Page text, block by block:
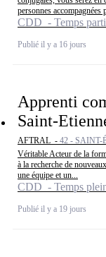
personnes accompagnées
CDD - Temps
Publié il y a 16 jours
Apprenti
Saint-
AFTRAL - 42 - SAINT-
Véritable Acteur de la
à la recherche de
une équipe et un...
CDD - Temps
Publié il y a 19 jours